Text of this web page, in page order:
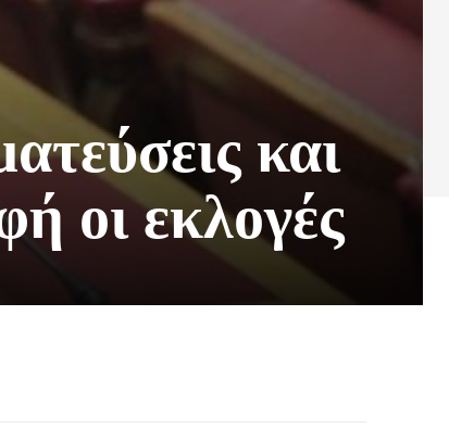
και
οι εκλογές